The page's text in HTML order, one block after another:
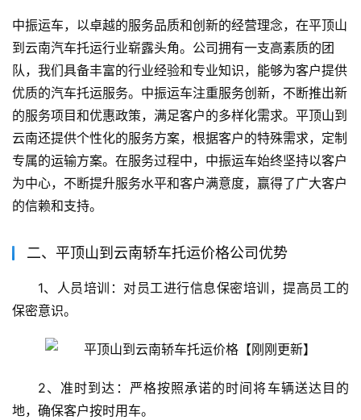
中振运车，以卓越的服务品质和创新的经营理念，在平顶山
到云南汽车托运行业崭露头角。公司拥有一支高素质的团
队，我们具备丰富的行业经验和专业知识，能够为客户提供
优质的汽车托运服务。中振运车注重服务创新，不断推出新
的服务项目和优惠政策，满足客户的多样化需求。平顶山到
云南还提供个性化的服务方案，根据客户的特殊需求，定制
专属的运输方案。在服务过程中，中振运车始终坚持以客户
为中心，不断提升服务水平和客户满意度，赢得了广大客户
的信赖和支持。
二、平顶山到云南轿车托运价格公司优势
1、人员培训：对员工进行信息保密培训，提高员工的
保密意识。
2、准时到达：严格按照承诺的时间将车辆送达目的
地，确保客户按时用车。